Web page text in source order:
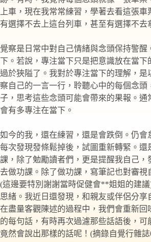
上車，現在我常常練習，學著去看這張
有選擇不去上這台列車，甚至有選擇不去
覺察是日常中對自己情緒與念頭保持警醒
下。若說，專注當下只是把意識放在當下
過於狹隘了。我對於專注當下的理解，是
察自己的一言一行，聆聽心中的每個念頭
子，思考這些念頭可能會帶來的果報。通
會有多專注在當下。
如今的我，還在練習，還是會跌倒。仍會
每次發現發條鬆掉後，試圖重新轉緊。還
課，除了勉勵讀者們，更是提醒我自己，
去做功課。除了做功課，寫筆記也對審視
(這邊要特別謝謝當時促健會**姐姐的建
思緒。我近日還發現，和親友或伴侶分享
在盡量客觀陳述的過程中，我們會重新回
的每句話，有時再次過濾那些話語後，可
竟然會說出那樣的話呢！(摘錄自覺行雜誌